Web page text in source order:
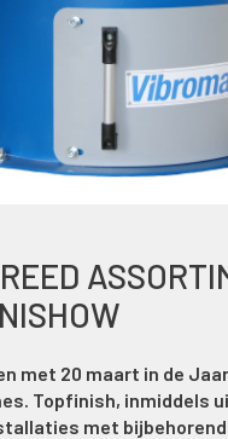
met 20 maart in de
Topfinish, inmiddels
met